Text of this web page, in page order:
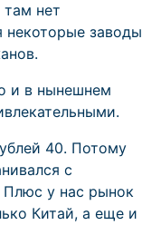
нет
некоторые заводы
и в нынешнем
40. Потому
с
у нас рынок
Китай, а еще и